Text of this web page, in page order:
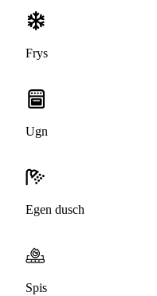
Frys
Ugn
Egen dusch
Spis